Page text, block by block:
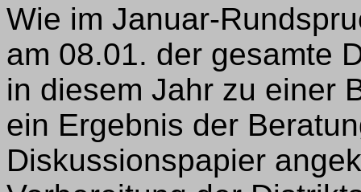
Wie im Januar-
am 08.01. der gesamte
in diesem Jahr zu einer
ein Ergebnis der
Diskussionspapier